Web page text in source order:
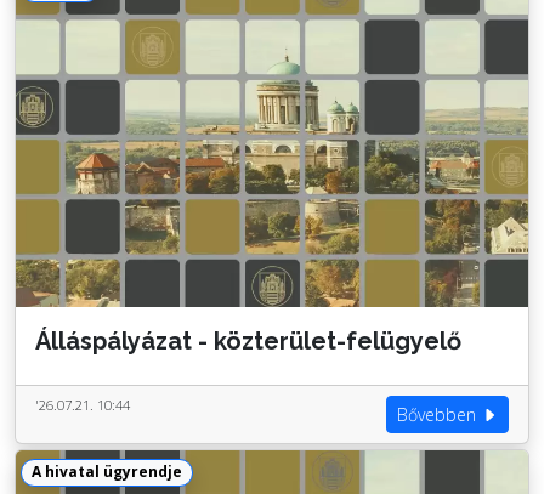
Álláspályázat - közterület-felügyelő
'26.07.21. 10:44 Bővebben
A hivatal ügyrendje